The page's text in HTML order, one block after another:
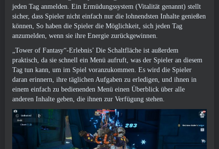
jeden Tag anmelden. Ein Ermüdungssystem (Vitalität genannt) stellt
sicher, dass Spieler nicht einfach nur die lohnendsten Inhalte genießen
können, So haben die Spieler die Möglichkeit, sich jeden Tag
anzumelden, wenn sie ihre Energie zurückgewinnen.
„Tower of Fantasy“-Erlebnis’ Die Schaltfläche ist außerdem
praktisch, da sie schnell ein Menü aufruft, was der Spieler an diesem
Tag tun kann, um im Spiel voranzukommen. Es wird die Spieler
daran erinnern, ihre täglichen Aufgaben zu erledigen, und ihnen in
einem einfach zu bedienenden Menü einen Überblick über alle
anderen Inhalte geben, die ihnen zur Verfügung stehen.